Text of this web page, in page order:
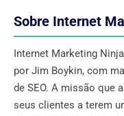
Sobre Internet
Internet Marketing
por Jim Boykin, com
de SEO. A missão que
seus clientes a terem